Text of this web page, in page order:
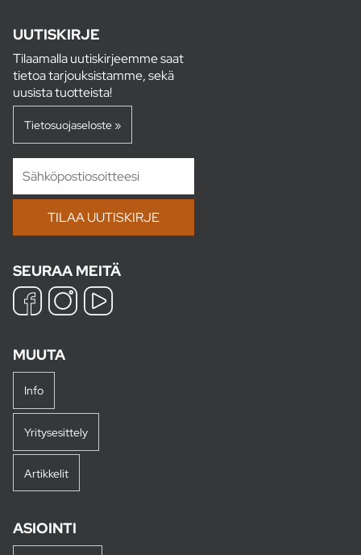
UUTISKIRJE
Tilaamalla uutiskirjeemme saat
tietoa tarjouksistamme, sekä
uusista tuotteista!
Tietosuojaseloste »
SEURAA MEITÄ
MUUTA
Info
Yritysesittely
Artikkelit
ASIOINTI